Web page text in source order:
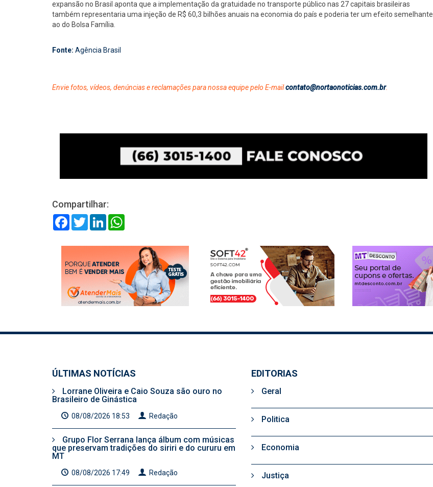
expansão no Brasil aponta que a implementação da gratuidade no transporte público nas 27 capitais brasileiras
também representaria uma injeção de R$ 60,3 bilhões anuais na economia do país e poderia ter um efeito semelhante
ao do Bolsa Família.
Fonte: Agência Brasil
Envie fotos, vídeos, denúncias e reclamações para nossa equipe pelo E-mailcontato@nortaonoticias.com.br.
Compartilhar:
FacebookTwitterLinkedIn
ÚLTIMAS NOTÍCIAS
Lorrane Oliveira e Caio Souza são ouro no
Brasileiro de Ginástica
08/08/2026 18:53 Redação
Grupo Flor Serrana lança álbum com músicas
que preservam tradições do siriri e do cururu em
MT
08/08/2026 17:49 Redação
EDITORIAS
Geral
Politica
Economia
Justiça